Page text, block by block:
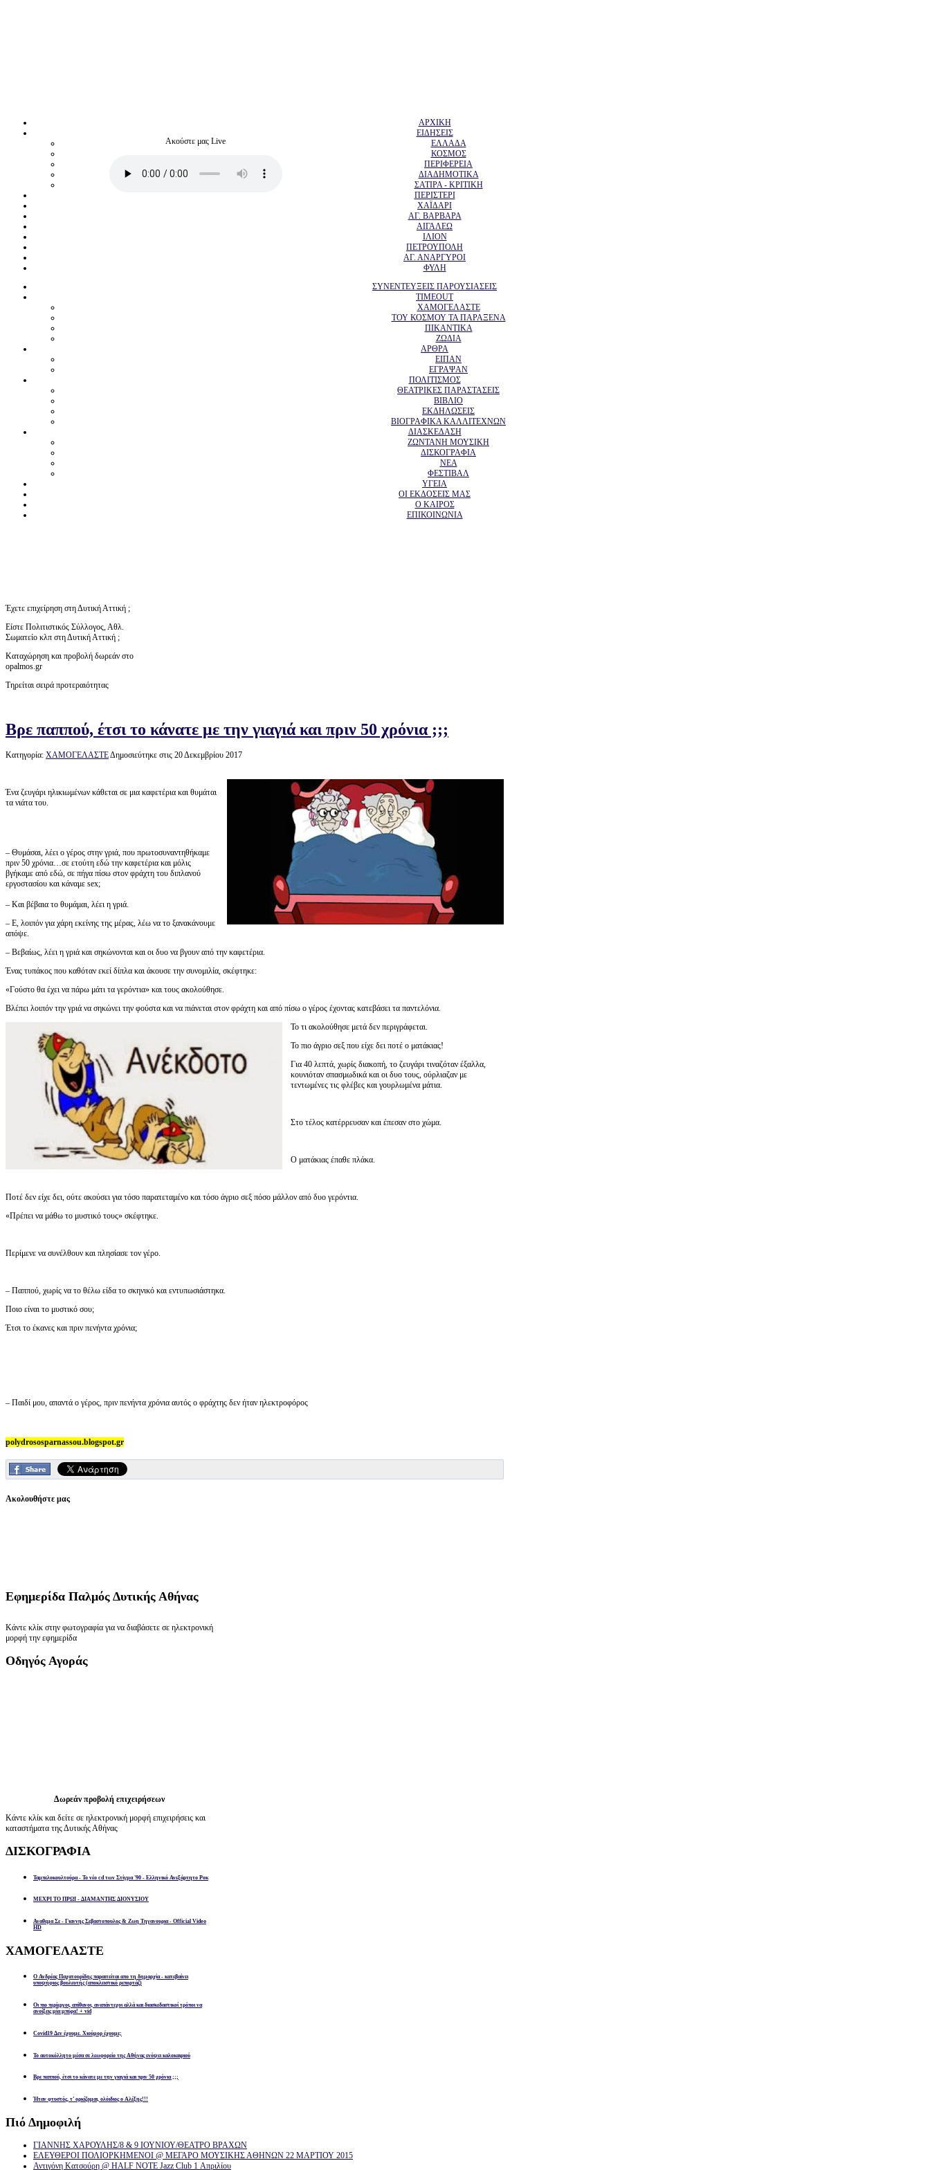
Ακούστε μας Live
ΑΡΧΙΚΗ
ΕΙΔΗΣΕΙΣ
ΕΛΛΑΔΑ
ΚΟΣΜΟΣ
ΠΕΡΙΦΕΡΕΙΑ
ΔΙΑΔΗΜΟΤΙΚΑ
ΣΑΤΙΡΑ - ΚΡΙΤΙΚΗ
ΠΕΡΙΣΤΕΡΙ
ΧΑΪΔΑΡΙ
ΑΓ. ΒΑΡΒΑΡΑ
ΑΙΓΑΛΕΩ
ΙΛΙΟΝ
ΠΕΤΡΟΥΠΟΛΗ
ΑΓ. ΑΝΑΡΓΥΡΟΙ
ΦΥΛΗ
ΣΥΝΕΝΤΕΥΞΕΙΣ ΠΑΡΟΥΣΙΑΣΕΙΣ
TIMEOUT
ΧΑΜΟΓΕΛΑΣΤΕ
ΤΟΥ ΚΟΣΜΟΥ ΤΑ ΠΑΡΑΞΕΝΑ
ΠΙΚΑΝΤΙΚΑ
ΖΩΔΙΑ
ΑΡΘΡΑ
ΕΙΠΑΝ
ΕΓΡΑΨΑΝ
ΠΟΛΙΤΙΣΜΟΣ
ΘΕΑΤΡΙΚΕΣ ΠΑΡΑΣΤΑΣΕΙΣ
ΒΙΒΛΙΟ
ΕΚΔΗΛΩΣΕΙΣ
ΒΙΟΓΡΑΦΙΚΑ ΚΑΛΛΙΤΕΧΝΩΝ
ΔΙΑΣΚΕΔΑΣΗ
ΖΩΝΤΑΝΗ ΜΟΥΣΙΚΗ
ΔΙΣΚΟΓΡΑΦΙΑ
ΝΕΑ
ΦΕΣΤΙΒΑΛ
ΥΓΕΙΑ
ΟΙ ΕΚΔΟΣΕΙΣ ΜΑΣ
Ο ΚΑΙΡΟΣ
ΕΠΙΚΟΙΝΩΝΙΑ
Έχετε επιχείρηση στη Δυτική Αττική ;
Είστε Πολιτιστικός Σύλλογος, Αθλ.
Σωματείο κλπ στη Δυτική Αττική ;
Καταχώρηση και προβολή δωρεάν στο
opalmos.gr
Τηρείται σειρά προτεραιότητας
Βρε παππού, έτσι το κάνατε με την γιαγιά και πριν 50 χρόνια ;;;
Κατηγορία: ΧΑΜΟΓΕΛΑΣΤΕΔημοσιεύτηκε στις 20 Δεκεμβρίου 2017
Ένα ζευγάρι ηλικιωμένων κάθεται σε μια καφετέρια και θυμάται
τα νιάτα του.
– Θυμάσαι, λέει ο γέρος στην γριά, που πρωτοσυναντηθήκαμε
πριν 50 χρόνια…σε ετούτη εδώ την καφετέρια και μόλις
βγήκαμε από εδώ, σε πήγα πίσω στον φράχτη του διπλανού
εργοστασίου και κάναμε sex;
– Και βέβαια το θυμάμαι, λέει η γριά.
– Ε, λοιπόν για χάρη εκείνης της μέρας, λέω να το ξανακάνουμε
απόψε.
– Βεβαίως, λέει η γριά και σηκώνονται και οι δυο να βγουν από την καφετέρια.
Ένας τυπάκος που καθόταν εκεί δίπλα και άκουσε την συνομιλία, σκέφτηκε:
«Γούστο θα έχει να πάρω μάτι τα γερόντια» και τους ακολούθησε.
Βλέπει λοιπόν την γριά να σηκώνει την φούστα και να πιάνεται στον φράχτη και από πίσω ο γέρος έχοντας κατεβάσει τα παντελόνια.
Το τι ακολούθησε μετά δεν περιγράφεται.
Το πιο άγριο σεξ που είχε δει ποτέ ο ματάκιας!
Για 40 λεπτά, χωρίς διακοπή, το ζευγάρι τιναζόταν έξαλλα,
κουνιόταν σπασμωδικά και οι δυο τους, ούρλιαζαν με
τεντωμένες τις φλέβες και γουρλωμένα μάτια.
Στο τέλος κατέρρευσαν και έπεσαν στο χώμα.
Ο ματάκιας έπαθε πλάκα.
Ποτέ δεν είχε δει, ούτε ακούσει για τόσο παρατεταμένο και τόσο άγριο σεξ πόσο μάλλον από δυο γερόντια.
«Πρέπει να μάθω το μυστικό τους» σκέφτηκε.
Περίμενε να συνέλθουν και πλησίασε τον γέρο.
– Παππού, χωρίς να το θέλω είδα το σκηνικό και εντυπωσιάστηκα.
Ποιο είναι το μυστικό σου;
Έτσι το έκανες και πριν πενήντα χρόνια;
– Παιδί μου, απαντά ο γέρος, πριν πενήντα χρόνια αυτός ο φράχτης δεν ήταν ηλεκτροφόρος
polydrososparnassou.blogspot.gr
Ακολουθήστε μας
Εφημερίδα Παλμός Δυτικής Αθήνας
Κάντε κλίκ στην φωτογραφία για να διαβάσετε σε ηλεκτρονική
μορφή την εφημερίδα
Οδηγός Αγοράς
Δωρεάν προβολή επιχειρήσεων
Κάντε κλίκ και δείτε σε ηλεκτρονική μορφή επιχειρήσεις και
καταστήματα της Δυτικής Αθήνας
ΔΙΣΚΟΓΡΑΦΙΑ
Ταμπελοκουλτούρα - Το νέο cd των Στίγμα '90 - Ελληνικό Ανεξάρτητο Ροκ
ΜΕΧΡΙ ΤΟ ΠΡΩΙ - ΔΙΑΜΑΝΤΗΣ ΔΙΟΝΥΣΙΟΥ
Αναθεμα Σε - Γιαννης Σεβαστοπουλος & Ζωη Τηγανουρια - Official Video
HD
ΧΑΜΟΓΕΛΑΣΤΕ
Ο Ανδρέας Παχατουρίδης παραιτείται απο τη δημαρχία - κατεβαίνει
υποψήφιος βουλευτής (αποκλειστικό ρεπορτάζ)
Οι πιο περίεργοι, απίθανοι, αναπάντεχοι αλλά και διασκεδαστικοί τρόποι να
ανοίξεις μία μπύρα! + vid
Covid19 Δεν έχουμε. Χιούμορ έχουμε;
Το αυτοκόλλητο μέσα σε λεωφορείο της Αθήνας ενόψει καλοκαιριού
Βρε παππού, έτσι το κάνατε με την γιαγιά και πριν 50 χρόνια ;;;
Ήταν φτυστός, τ’ ορκίζομαι, ολόιδιος ο Αλέξης!!!
Πιό Δημοφιλή
ΓΙΑΝΝΗΣ ΧΑΡΟΥΛΗΣ/8 & 9 ΙΟΥΝΙΟΥ/ΘΕΑΤΡΟ ΒΡΑΧΩΝ
ΕΛΕΥΘΕΡΟΙ ΠΟΛΙΟΡΚΗΜΕΝΟΙ @ ΜΕΓΑΡΟ ΜΟΥΣΙΚΗΣ ΑΘΗΝΩΝ 22 ΜΑΡΤΙΟΥ 2015
Αντιγόνη Κατσούρη @ HALF NOTE Jazz Club 1 Απριλίου